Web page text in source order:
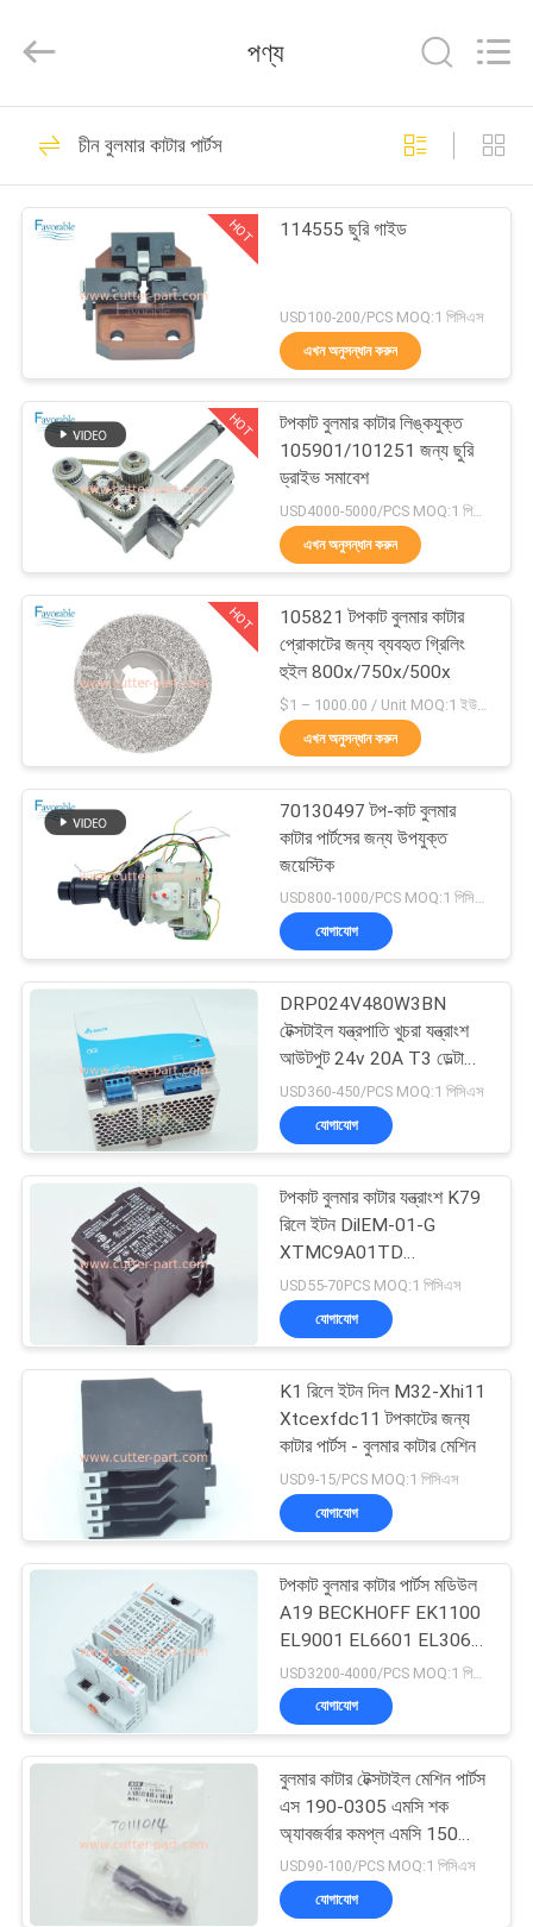
পণ্য
আমাদের
কারখানা
ভ্রমণ
যোগাযোগ
খবর
উদ্ধৃতির
জন্য
আবেদন
সাইট
PRIVACY
POLICY
EQUIPMENT
CO.,LTD.
Reserved.
কাটার অংশ
156
কাটার জিটি 7250
271
কাটার GTXL
158
কাটার Xlc7000
213
কাটার প্ল্যাটার মেশিন
10
জিটি 5250
191
কাটার প্লট পার্টস
148
পণ্য
চীন বুলমার কাটার পার্টস
HOT 114555 ছুরি গাইড
USD100-200/PCS MOQ:1 পিসিএস
এখন অনুসন্ধান করুন
HOT
টপকাট বুলমার কাটার লিঙ্কযুক্ত
105901/101251 জন্য ছুরি
ড্রাইভ সমাবেশ
এখন অনুসন্ধান করুন
HOT
105821 টপকাট বুলমার কাটার
প্রোকাটের জন্য ব্যবহৃত গ্রিলিং
হুইল 800x/750x/500x
এখন অনুসন্ধান করুন
70130497 টপ-কাট বুলমার
কাটার পার্টসের জন্য উপযুক্ত
জয়েস্টিক
USD800-1000/PCS MOQ:1 পিসিএস
যোগাযোগ
DRP024V480W3BN
টেক্সটাইল যন্ত্রপাতি খুচরা যন্ত্রাংশ
আউটপুট 24v 20A T3 ডেল্টা
পাওয়ার সাপ্লাই
USD360-450/PCS MOQ:1 পিসিএস
যোগাযোগ
টপকাট বুলমার কাটার যন্ত্রাংশ K79
রিলে ইটন DilEM-01-G
XTMC9A01TD
MSAA010343 29W17
USD55-70PCS MOQ:1 পিসিএস
যোগাযোগ
K1 রিলে ইটন দিল M32-Xhi11
Xtcexfdc11 টপকাটের জন্য
কাটার পার্টস - বুলমার কাটার মেশিন
USD9-15/PCS MOQ:1 পিসিএস
যোগাযোগ
টপকাট বুলমার কাটার পার্টস মডিউল
A19 BECKHOFF EK1100
EL9001 EL6601 EL3062
EL5101 EL2809
যোগাযোগ
বুলমার কাটার টেক্সটাইল মেশিন পার্টস
এস 190-0305 এমসি শক
অ্যাবজর্বার কমপ্ল এমসি 150
এমএইচ কনস পিএন052542কে
USD90-100/PCS MOQ:1 পিসিএস
যোগাযোগ